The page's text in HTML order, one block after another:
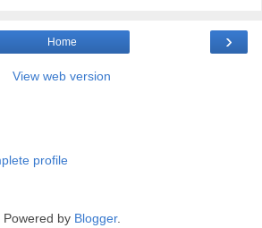
›
Home
View web version
profile
Powered by Blogger.